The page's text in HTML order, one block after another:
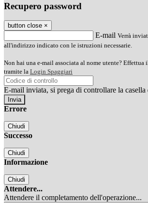
Recupero password
button close ×
E-mail Verrà
all'indirizzo indicato con le istruzioni necessarie.
Non hai una e-mail associata al nome utente? Effettua
tramite la Login Spaggiari
E-mail inviata, si prega di controllare la casella
Errore
Chiudi
Successo
Chiudi
Informazione
Chiudi
Attendere...
Attendere il completamento dell'operazione...